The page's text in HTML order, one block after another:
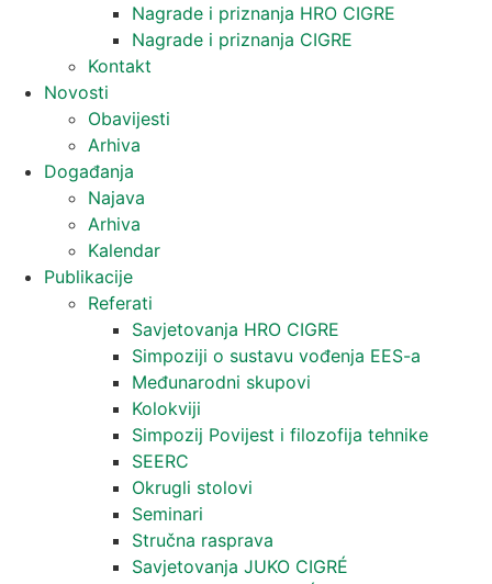
Nagrade i priznanja HRO CIGRE
Nagrade i priznanja CIGRE
Kontakt
Novosti
Obavijesti
Arhiva
Događanja
Najava
Arhiva
Kalendar
Publikacije
Referati
Savjetovanja HRO CIGRE
Simpoziji o sustavu vođenja EES-a
Međunarodni skupovi
Kolokviji​
Simpozij Povijest i filozofija tehnike
SEERC
Okrugli stolovi
Seminari​
Stručna rasprava​
Savjetovanja JUKO CIGRÉ